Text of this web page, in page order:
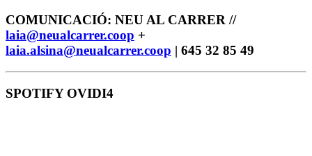
COMUNICACIÓ: NEU AL CARRER //
laia@neualcarrer.coop +
laia.alsina@neualcarrer.coop | 645 32 85 49
SPOTIFY OVIDI4